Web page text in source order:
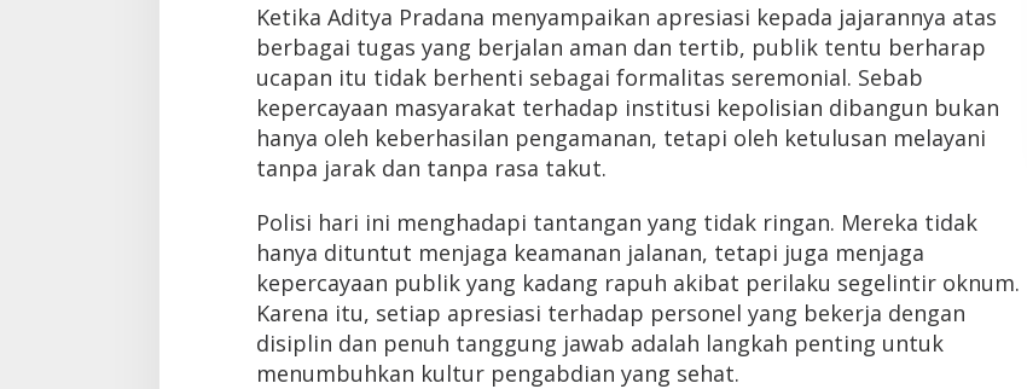
Ketika Aditya Pradana menyampaikan apresiasi kepada jajarannya atas
berbagai tugas yang berjalan aman dan tertib, publik tentu berharap
ucapan itu tidak berhenti sebagai formalitas seremonial. Sebab
kepercayaan masyarakat terhadap institusi kepolisian dibangun bukan
hanya oleh keberhasilan pengamanan, tetapi oleh ketulusan melayani
tanpa jarak dan tanpa rasa takut.
Polisi hari ini menghadapi tantangan yang tidak ringan. Mereka tidak
hanya dituntut menjaga keamanan jalanan, tetapi juga menjaga
kepercayaan publik yang kadang rapuh akibat perilaku segelintir oknum.
Karena itu, setiap apresiasi terhadap personel yang bekerja dengan
disiplin dan penuh tanggung jawab adalah langkah penting untuk
menumbuhkan kultur pengabdian yang sehat.